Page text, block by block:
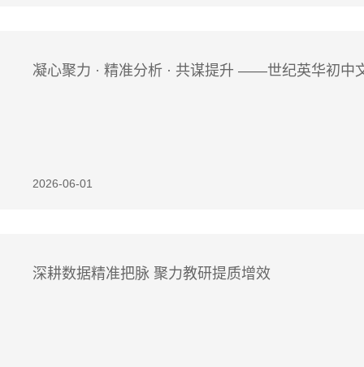
凝心聚力 · 精准分析 · 共谋提升 ——世纪英华初中
2026-06-01
深耕数据精准把脉 聚力教研提质增效